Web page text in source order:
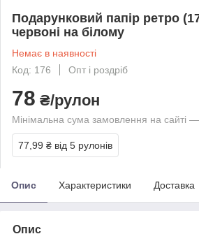
Подарунковий папір ретро
червоні на білому
Немає в наявності
Код: 176
Опт і роздріб
78 ₴/рулон
Мінімальна сума замовлення на сайті
77,99 ₴ від 5 рулонів
Опис Характеристики Доставка
Опис